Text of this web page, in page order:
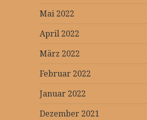
Mai 2022
April 2022
März 2022
Februar 2022
Januar 2022
Dezember 2021